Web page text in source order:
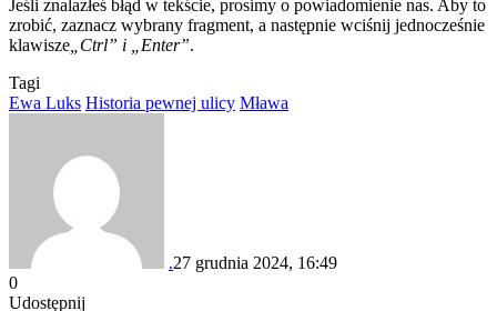
Jeśli znalazłeś błąd w tekście, prosimy o powiadomienie nas. Aby to
zrobić, zaznacz wybrany fragment, a następnie wciśnij jednocześnie
klawisze „Ctrl” i „Enter”.
Tagi
Ewa Luks Historia pewnej ulicy Mława
.27 grudnia 2024, 16:49
0
Udostępnij